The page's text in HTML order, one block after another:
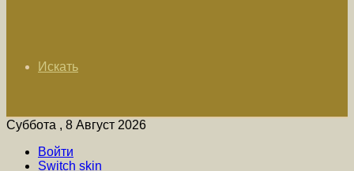
Искать
Суббота , 8 Август 2026
Войти
Switch skin